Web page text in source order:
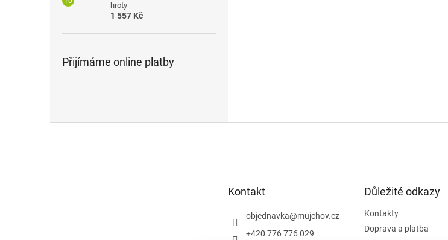
hroty
1 557 Kč
Přijímáme online platby
Kontakt
objednavka@mujchov.cz
+420 776 776 029
Důležité odkazy
Kontakty
Doprava a platba